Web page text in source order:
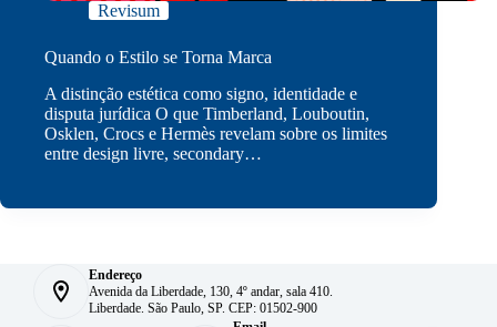
Revisum
Quando o Estilo se Torna Marca
A distinção estética como signo, identidade e
disputa jurídica O que Timberland, Louboutin,
Osklen, Crocs e Hermès revelam sobre os limites
entre design livre, secondary…
Endereço
Avenida da Liberdade, 130, 4º andar, sala 410.
Liberdade. São Paulo, SP. CEP: 01502-900